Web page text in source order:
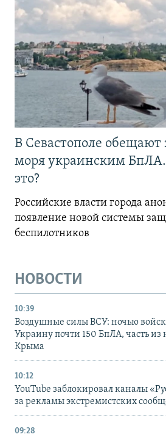
В Севастополе обещают
моря украинским БпЛА.
это?
Российские власти города
появление новой системы
беспилотников
НОВОСТИ
10:39
Воздушные силы ВСУ: ночью
Украину почти 150 БпЛА, часть из
Крыма
10:12
YouTube заблокировал каналы
за рекламы экстремистских
09:28